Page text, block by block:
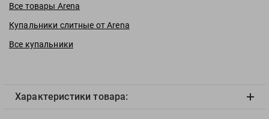
ZOGGS
ZONE3
Альфапластик
Издательство "Sport"
Все товары Arena
Купальники слитные от Arena
Все купальники
Характеристики товара: